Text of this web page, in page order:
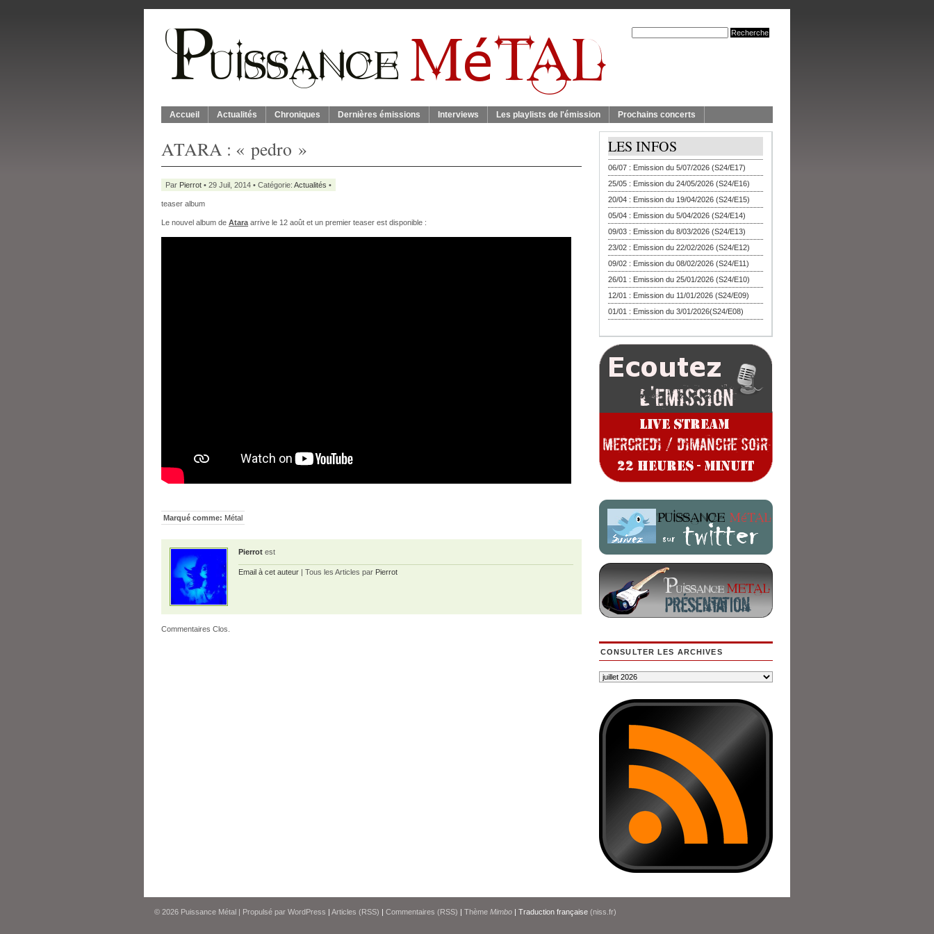
Accueil Actualités Chroniques Dernières émissions Interviews Les playlists de l'émission Prochains concerts
ATARA : « pedro »
Par Pierrot • 29 Juil, 2014 • Catégorie: Actualités •
teaser album
Le nouvel album de Atara arrive le 12 août et un premier teaser est disponible :
Marqué comme: Métal
Pierrot est
Email à cet auteur | Tous les Articles par Pierrot
Commentaires Clos.
LES INFOS
06/07 : Emission du 5/07/2026 (S24/E17)
25/05 : Emission du 24/05/2026 (S24/E16)
20/04 : Emission du 19/04/2026 (S24/E15)
05/04 : Emission du 5/04/2026 (S24/E14)
09/03 : Emission du 8/03/2026 (S24/E13)
23/02 : Emission du 22/02/2026 (S24/E12)
09/02 : Emission du 08/02/2026 (S24/E11)
26/01 : Emission du 25/01/2026 (S24/E10)
12/01 : Emission du 11/01/2026 (S24/E09)
01/01 : Emission du 3/01/2026(S24/E08)
CONSULTER LES ARCHIVES
© 2026 Puissance Métal | Propulsé par WordPress | Articles (RSS) | Commentaires (RSS) | Thème Mimbo | Traduction française (niss.fr)